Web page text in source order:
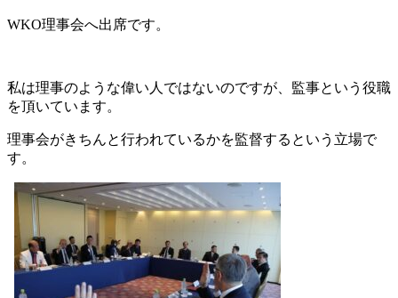
WKO理事会へ出席です。
私は理事のような偉い人ではないのですが、監事という役職
を頂いています。
理事会がきちんと行われているかを監督するという立場で
す。